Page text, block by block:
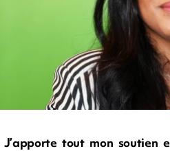
J’apporte tout mon soutien